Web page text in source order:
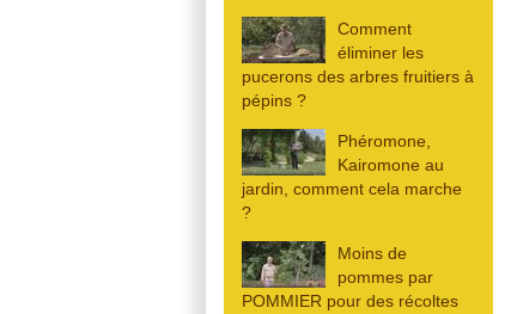
Comment
éliminer les
pucerons des arbres fruitiers à
pépins ?
Phéromone,
Kairomone au
jardin, comment cela marche
?
Moins de
pommes par
POMMIER pour des récoltes